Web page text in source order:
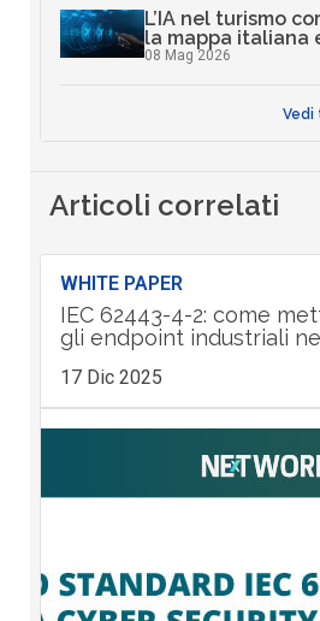
L’IA nel turismo
la mappa italiana
08 Mag 2026
Vedi
Articoli correlati
WHITE PAPER
IEC 62443-4-2: come
gli endpoint industriali
17 Dic 2025